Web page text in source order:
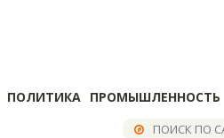
ПОЛИТИКА ПРОМЫШЛЕННОСТЬ